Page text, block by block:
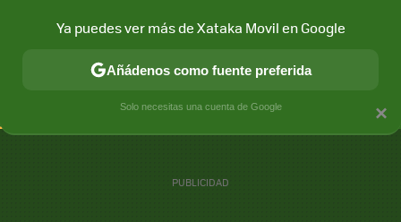
CONECTIVIDAD MÓVIL Y SOCIEDAD APLICACIONES
×
Ya puedes ver más de Xataka Movil en Google
Añádenos como fuente preferida
Solo necesitas una cuenta de Google